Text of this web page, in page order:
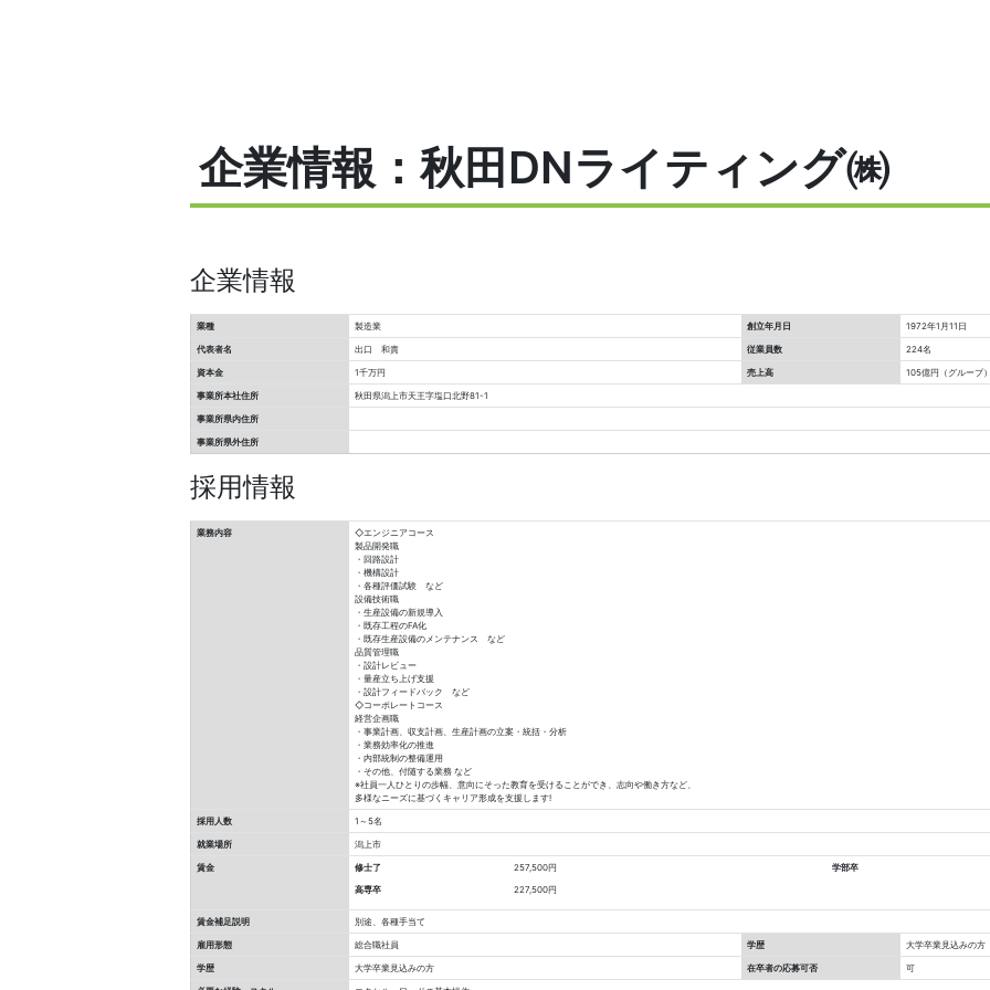
企業情報：秋田DNライティング㈱
企業情報
業種 製造業 創立年月日 1972年1月11日
代表者名 出口 和貴 従業員数 224名
資本金 1千万円 売上高 105億円（グループ
事業所本社住所 秋田県潟上市天王字塩口北野81-1
事業所県内住所
事業所県外住所
採用情報
業務内容
◇エンジニアコース
製品開発職
・回路設計
・機構設計
・各種評価試験 など
設備技術職
・生産設備の新規導入
・既存工程のFA化
・既存生産設備のメンテナンス など
品質管理職
・設計レビュー
・量産立ち上げ支援
・設計フィードバック など
◇コーポレートコース
経営企画職
・事業計画、収支計画、生産計画の立案・統括・分析
・業務効率化の推進
・内部統制の整備運用
・その他、付随する業務 など
※社員一人ひとりの歩幅、意向にそった教育を受けることができ、志向や働き方など、
多様なニーズに基づくキャリア形成を支援します!
採用人数 1～5名
就業場所 潟上市
賃金 修士了 257,500円
学部卒
高専卒
227,500円
賃金補足説明 別途、各種手当て
雇用形態 総合職社員 学歴 ⼤学卒業⾒込みの⽅
学歴 ⼤学卒業⾒込みの⽅ 在卒者の応募可否 可